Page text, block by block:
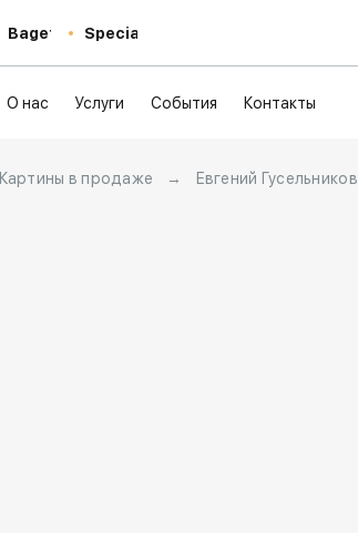
Baget Special
О нас Услуги События Контакты
Картины в продаже → Евгений Гусельников